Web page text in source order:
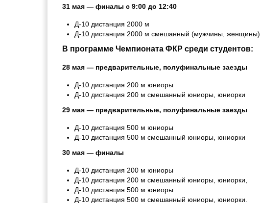
31 мая — финалы с 9:00 до 12:40
Д-10 дистанция 2000 м
Д-10 дистанция 2000 м смешанный (мужчины, женщины)
В программе Чемпионата ФКР среди студентов:
28 мая — предварительные, полуфинальные заезды
Д-10 дистанция 200 м юниоры
Д-10 дистанция 200 м смешанный юниоры, юниорки
29 мая — предварительные, полуфинальные заезды
Д-10 дистанция 500 м юниоры
Д-10 дистанция 500 м смешанный юниоры, юниорки
30 мая — финалы
Д-10 дистанция 200 м юниоры
Д-10 дистанция 200 м смешанный юниоры, юниорки,
Д-10 дистанция 500 м юниоры
Д-10 дистанция 500 м смешанный юниоры, юниорки.